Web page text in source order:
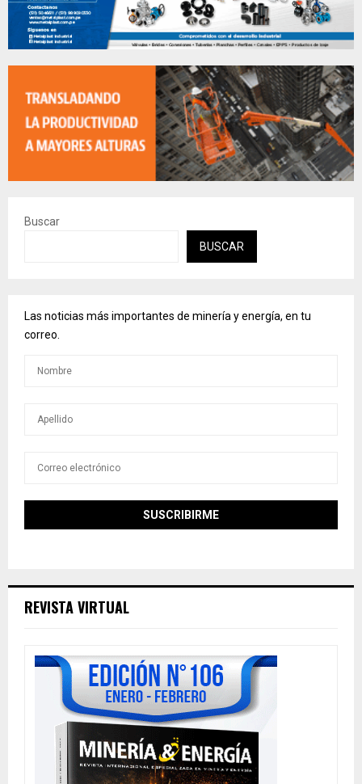
Buscar
BUSCAR
Las noticias más importantes de minería y energía, en tu
correo.
REVISTA VIRTUAL